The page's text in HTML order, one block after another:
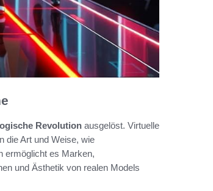
Revolution ausgelöst. Virtuelle
die Art und Weise, wie
ermöglicht es Marken,
und Ästhetik von realen Models